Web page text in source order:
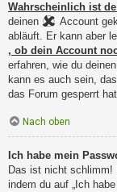
Wahrscheinlich ist
deinen
Account
abläuft. Er kann aber
, ob dein Account
erfahren, wie du
kann es auch sein,
das Forum gesperrt
Nach oben
Ich habe mein
Das ist nicht schlimm!
indem du auf „Ich